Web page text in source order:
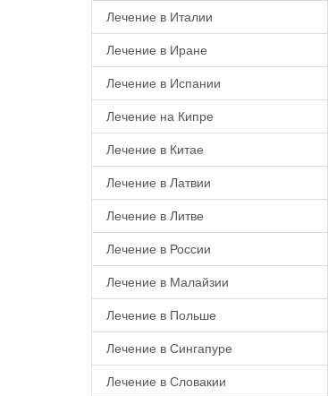
Лечение в Италии
Лечение в Иране
Лечение в Испании
Лечение на Кипре
Лечение в Китае
Лечение в Латвии
Лечение в Литве
Лечение в России
Лечение в Малайзии
Лечение в Польше
Лечение в Сингапуре
Лечение в Словакии